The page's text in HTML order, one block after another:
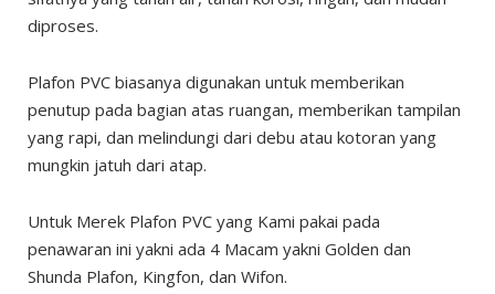
diproses.
Plafon PVC biasanya digunakan untuk memberikan
penutup pada bagian atas ruangan, memberikan tampilan
yang rapi, dan melindungi dari debu atau kotoran yang
mungkin jatuh dari atap.
Untuk Merek Plafon PVC yang Kami pakai pada
penawaran ini yakni ada 4 Macam yakni Golden dan
Shunda Plafon, Kingfon, dan Wifon.